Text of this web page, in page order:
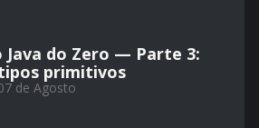
Java do Zero — Parte 3:
primitivos
de Agosto